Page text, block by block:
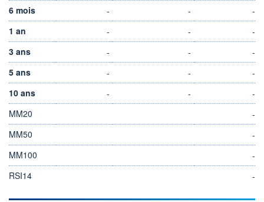
6 mois
- -
-
1 an
- -
-
3 ans
- -
-
5 ans
- -
-
10 ans
- -
-
MM20
-
MM50
-
MM100
-
RSI14
-